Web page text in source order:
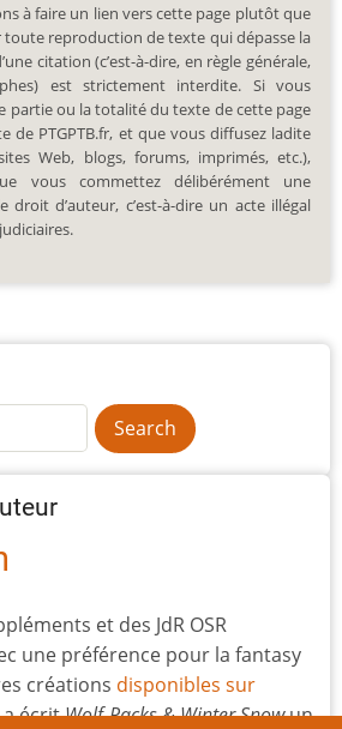
à faire un lien vers cette page plutôt que
toute reproduction de texte qui dépasse la
citation (c’est-à-dire, en règle générale,
est strictement interdite. Si vous
partie ou la totalité du texte de cette page
de PTGPTB.fr, et que vous diffusez ladite
Web, blogs, forums, imprimés, etc.),
vous commettez délibérément une
d’auteur, c’est-à-dire un acte illégal
et des JdR OSR
une préférence pour la fantasy
créations disponibles sur
a écritWolf-Packs & Winter Snowun